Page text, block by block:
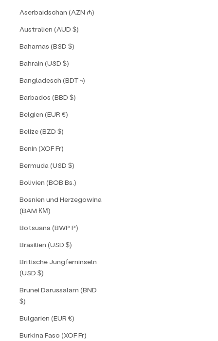
Aserbaidschan (AZN ₼)
Australien (AUD $)
Bahamas (BSD $)
Bahrain (USD $)
Bangladesch (BDT ৳)
Barbados (BBD $)
Belgien (EUR €)
Belize (BZD $)
Benin (XOF Fr)
Bermuda (USD $)
Bolivien (BOB Bs.)
Bosnien und Herzegowina
(BAM КМ)
Botsuana (BWP P)
Brasilien (USD $)
Britische Jungferninseln
(USD $)
Brunei Darussalam (BND
$)
Bulgarien (EUR €)
Burkina Faso (XOF Fr)